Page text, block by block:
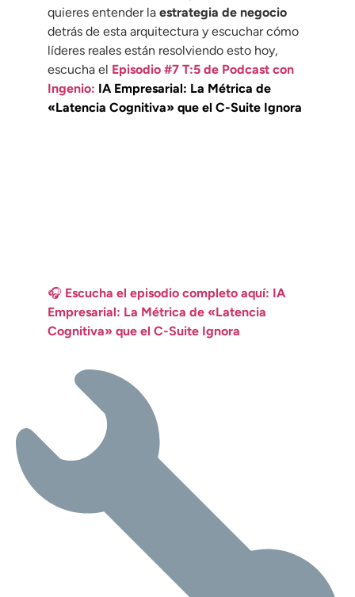
quieres entender la estrategia de negocio
detrás de esta arquitectura y escuchar cómo
líderes reales están resolviendo esto hoy,
escucha el Episodio #7 T:5 de Podcast con
Ingenio: IA Empresarial: La Métrica de
«Latencia Cognitiva» que el C-Suite Ignora
🎧 Escucha el episodio completo aquí: IA
Empresarial: La Métrica de «Latencia
Cognitiva» que el C-Suite Ignora